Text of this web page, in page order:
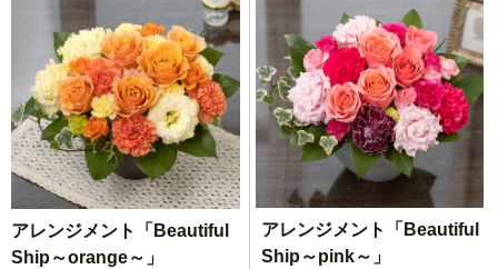
アレンジメント「Beautiful
Ship～orange～」
アレンジメント「Beautiful
Ship～pink～」